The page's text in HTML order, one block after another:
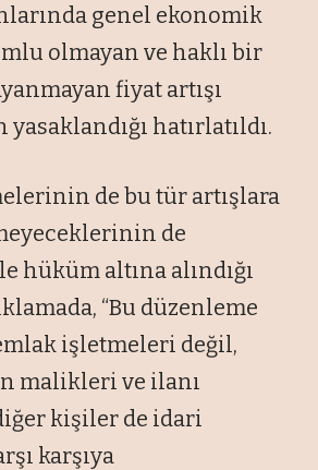
genel ekonomik
olmayan ve haklı bir
fiyat artışı
yasaklandığı hatırlatıldı.
de bu tür artışlara
de
hüküm altına alındığı
“⁠Bu düzenleme
işletmeleri değil,
malikleri ve ilanı
kişiler de idari
karşıya